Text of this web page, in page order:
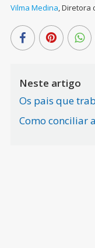
Vilma Medina,Diretora
Neste artigo
Os pais que
Como conciliar